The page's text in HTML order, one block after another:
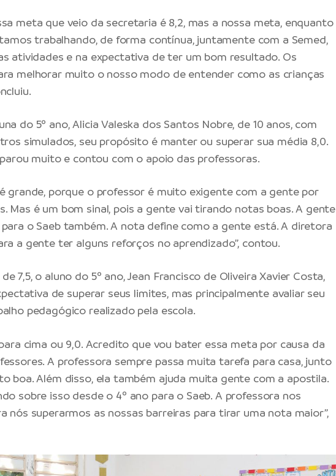
meta que veio da secretaria é 8,2, mas a nossa meta, enquanto
trabalhando, de forma contínua, juntamente com a Semed,
atividades e na expectativa de ter um bom resultado. Os
melhorar muito o nosso modo de entender como as crianças
do 5º ano, Alicia Valeska dos Santos Nobre, de 10 anos, com
simulados, seu propósito é manter ou superar sua média 8,0.
muito e contou com o apoio das professoras.
grande, porque o professor é muito exigente com a gente por
Mas é um bom sinal, pois a gente vai tirando notas boas. A gente
o Saeb também. A nota define como a gente está. A diretora
a gente ter alguns reforços no aprendizado”, contou.
7,5, o aluno do 5º ano, Jean Francisco de Oliveira Xavier Costa,
de superar seus limites, mas principalmente avaliar seu
pedagógico realizado pela escola.
cima ou 9,0. Acredito que vou bater essa meta por causa da
A professora sempre passa muita tarefa para casa, junto
boa. Além disso, ela também ajuda muita gente com a apostila.
sobre isso desde o 4º ano para o Saeb. A professora nos
nós superarmos as nossas barreiras para tirar uma nota maior”,